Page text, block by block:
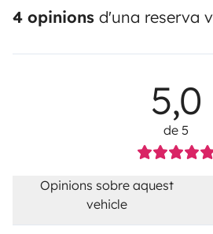
4 opinions d'una reserva
5,0
de 5
Opinions sobre aquest
vehicle